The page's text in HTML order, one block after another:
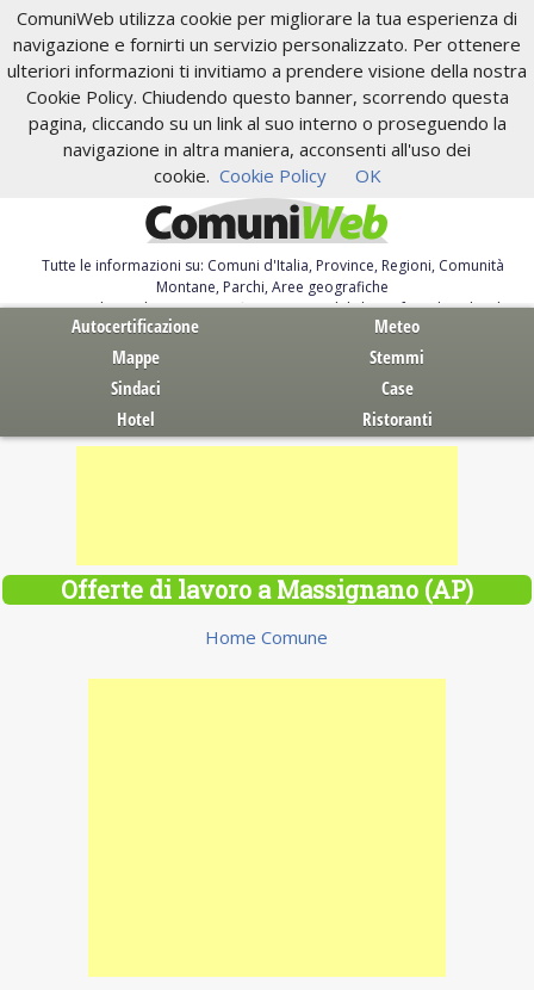
ComuniWeb utilizza cookie per migliorare la tua esperienza di
navigazione e fornirti un servizio personalizzato. Per ottenere
ulteriori informazioni ti invitiamo a prendere visione della nostra
Cookie Policy. Chiudendo questo banner, scorrendo questa
pagina, cliccando su un link al suo interno o proseguendo la
navigazione in altra maniera, acconsenti all'uso dei
cookie. Cookie Policy OK
Tutte le informazioni su: Comuni d'Italia, Province, Regioni, Comunità
Montane, Parchi, Aree geografiche
Servizi al Cittadino. Autocertificazione, moduli, leggi, free download
Autocertificazione
Meteo
Mappe
Stemmi
Sindaci
Case
Hotel
Ristoranti
Offerte di lavoro a Massignano (AP)
Home Comune